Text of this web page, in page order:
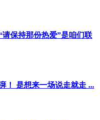
保持那份热爱”是咱们联
！️ 是想来一场说走就走 ...